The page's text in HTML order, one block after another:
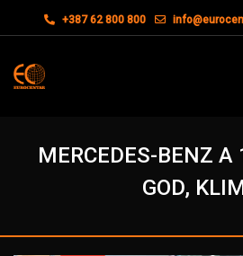
+387 62 800 800
MERCEDES-BENZ
GOD,